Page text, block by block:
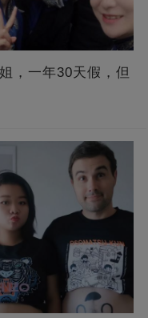
，一年30天假，但